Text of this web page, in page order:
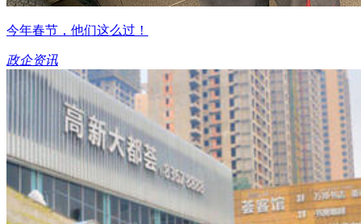
今年春节，他们这么过！
政企资讯